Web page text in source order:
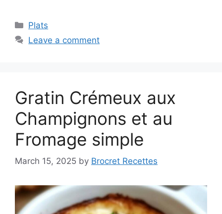
Categories
Plats
Leave a comment
Gratin Crémeux aux
Champignons et au
Fromage simple
March 15, 2025 by Brocret Recettes